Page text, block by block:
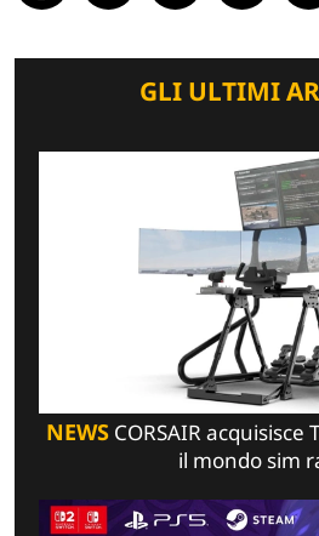
GLI ULTIMI
NEWSCORSAIR acquisisce
il mondo sim